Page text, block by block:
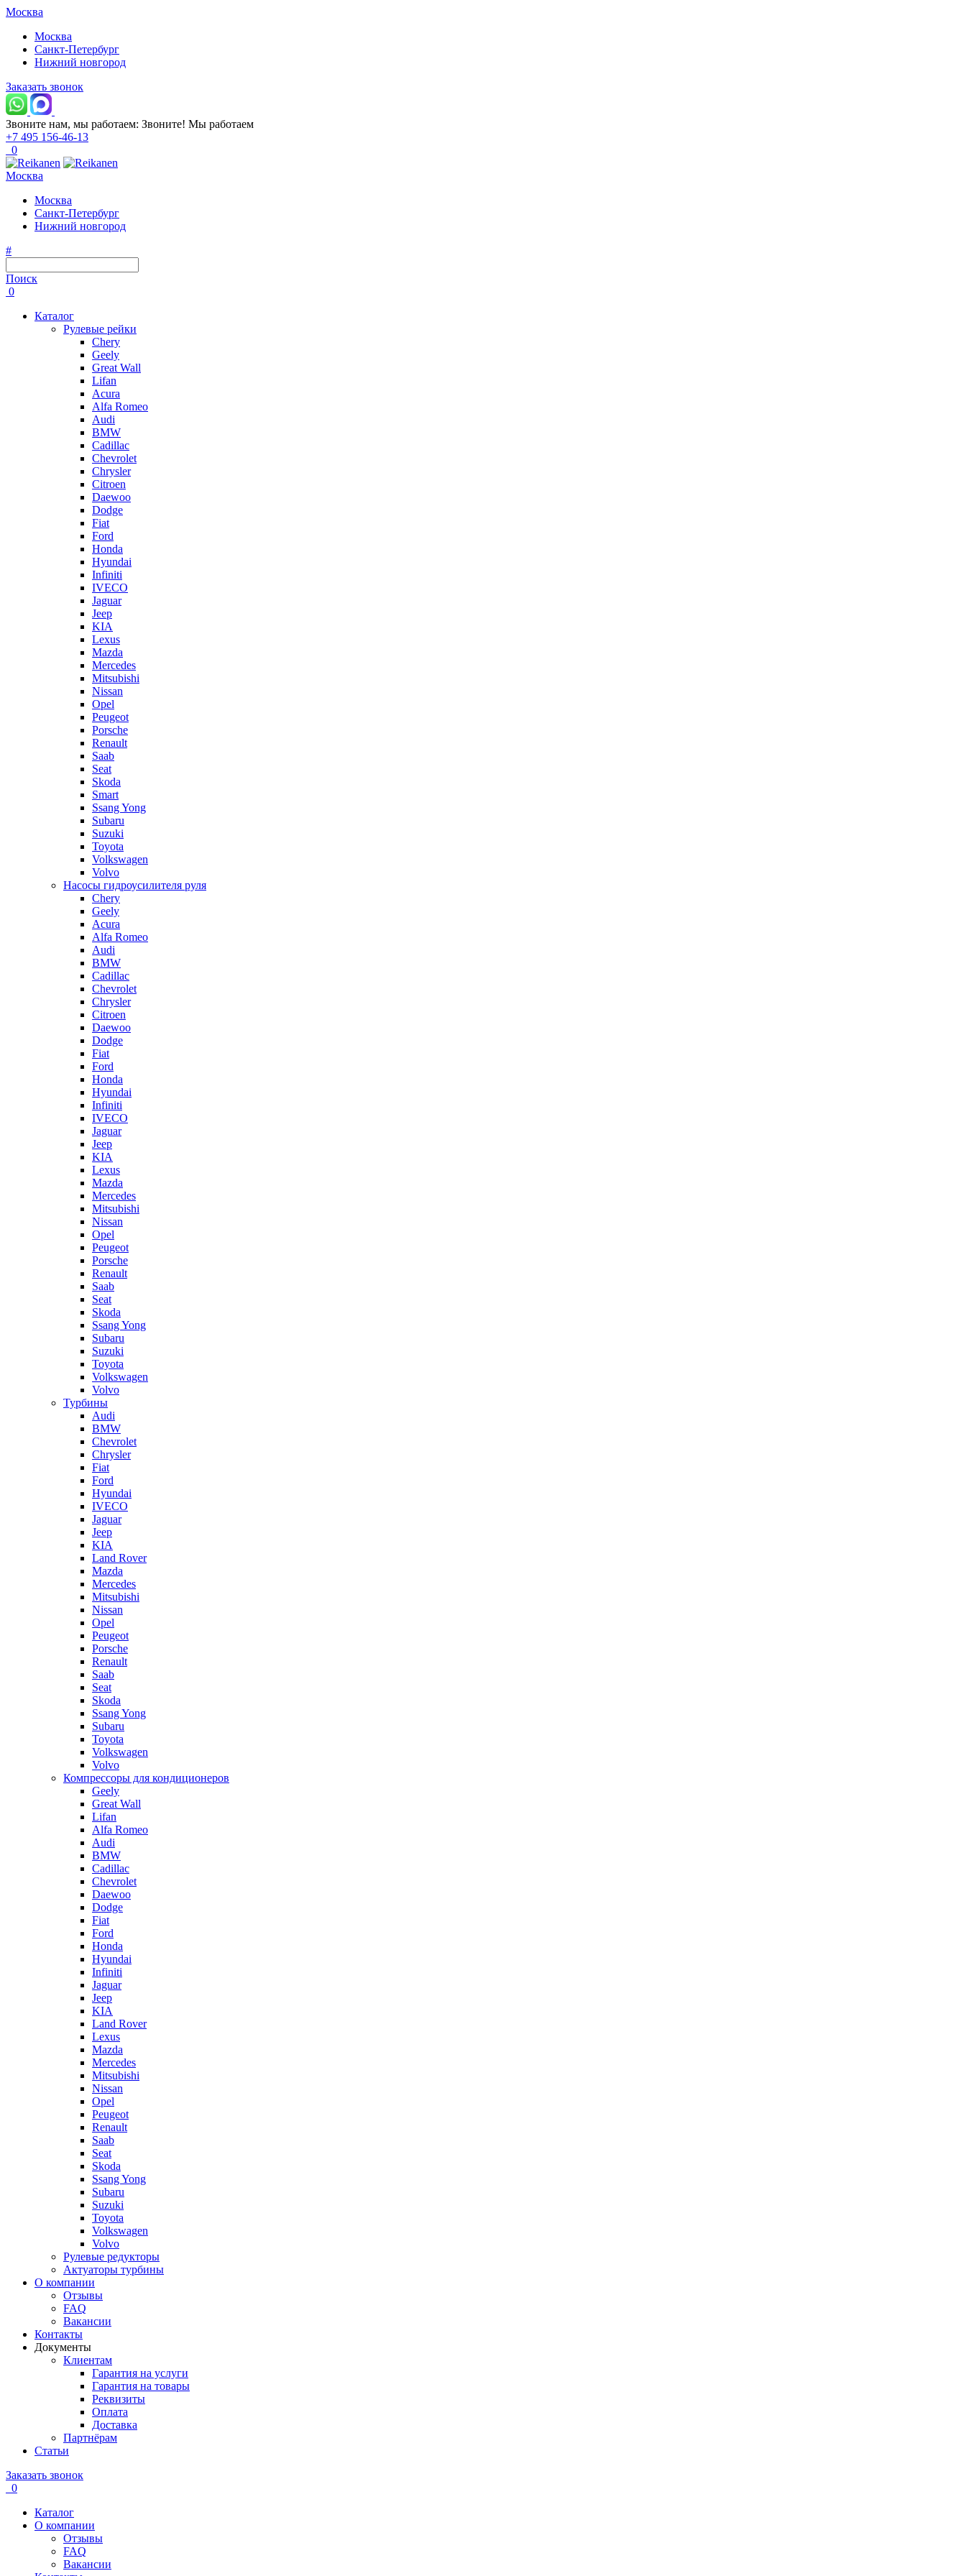
Москва
Москва
Санкт-Петербург
Нижний новгород
Заказать звонок
Звоните нам, мы работаем: Звоните! Мы работаем
+7 495 156-46-13
0
Москва
Москва
Санкт-Петербург
Нижний новгород
#
Поиск
0
Каталог
Рулевые рейки
Chery
Geely
Great Wall
Lifan
Acura
Alfa Romeo
Audi
BMW
Cadillac
Chevrolet
Chrysler
Citroen
Daewoo
Dodge
Fiat
Ford
Honda
Hyundai
Infiniti
IVECO
Jaguar
Jeep
KIA
Lexus
Mazda
Mercedes
Mitsubishi
Nissan
Opel
Peugeot
Porsche
Renault
Saab
Seat
Skoda
Smart
Ssang Yong
Subaru
Suzuki
Toyota
Volkswagen
Volvo
Насосы гидроусилителя руля
Chery
Geely
Acura
Alfa Romeo
Audi
BMW
Cadillac
Chevrolet
Chrysler
Citroen
Daewoo
Dodge
Fiat
Ford
Honda
Hyundai
Infiniti
IVECO
Jaguar
Jeep
KIA
Lexus
Mazda
Mercedes
Mitsubishi
Nissan
Opel
Peugeot
Porsche
Renault
Saab
Seat
Skoda
Ssang Yong
Subaru
Suzuki
Toyota
Volkswagen
Volvo
Турбины
Audi
BMW
Chevrolet
Chrysler
Fiat
Ford
Hyundai
IVECO
Jaguar
Jeep
KIA
Land Rover
Mazda
Mercedes
Mitsubishi
Nissan
Opel
Peugeot
Porsche
Renault
Saab
Seat
Skoda
Ssang Yong
Subaru
Toyota
Volkswagen
Volvo
Компрессоры для кондиционеров
Geely
Great Wall
Lifan
Alfa Romeo
Audi
BMW
Cadillac
Chevrolet
Daewoo
Dodge
Fiat
Ford
Honda
Hyundai
Infiniti
Jaguar
Jeep
KIA
Land Rover
Lexus
Mazda
Mercedes
Mitsubishi
Nissan
Opel
Peugeot
Renault
Saab
Seat
Skoda
Ssang Yong
Subaru
Suzuki
Toyota
Volkswagen
Volvo
Рулевые редукторы
Актуаторы турбины
О компании
Отзывы
FAQ
Вакансии
Контакты
Документы
Клиентам
Гарантия на услуги
Гарантия на товары
Реквизиты
Оплата
Доставка
Партнёрам
Статьи
Заказать звонок
0
Каталог
О компании
Отзывы
FAQ
Вакансии